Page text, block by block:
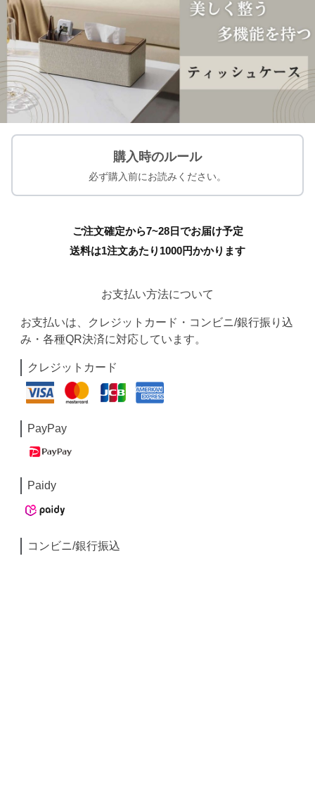
購入時のルール
必ず購入前にお読みください。
ご注文確定から7~28日でお届け予定
送料は1注文あたり 1000円かかります
お支払い方法について
お支払いは、クレジットカード・コンビニ/銀行振り込
み・各種QR決済に対応しています。
クレジットカード
PayPay
Paidy
コンビニ/銀行振込